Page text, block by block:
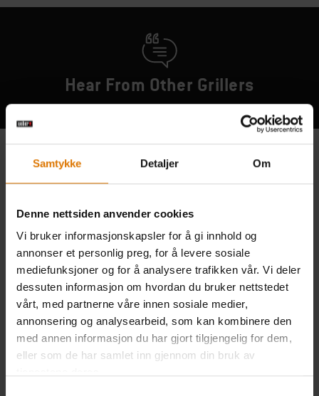
Samtykke Detaljer Om
Denne nettsiden anvender cookies
Vi bruker informasjonskapsler for å gi innhold og
annonser et personlig preg, for å levere sosiale
mediefunksjoner og for å analysere trafikken vår. Vi deler
dessuten informasjon om hvordan du bruker nettstedet
vårt, med partnerne våre innen sosiale medier,
annonsering og analysearbeid, som kan kombinere den
med annen informasjon du har gjort tilgjengelig for dem,
eller som de har samlet inn gjennom din bruk av
Hear From Other Grillers